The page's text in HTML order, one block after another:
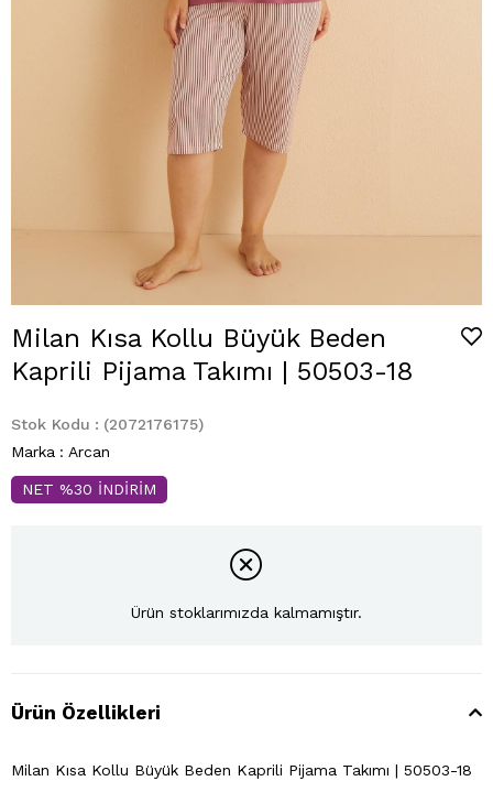
Milan Kısa Kollu Büyük Beden
Kaprili Pijama Takımı | 50503-18
Stok Kodu
(2072176175)
Marka : Arcan
NET %30 İNDİRİM
Ürün stoklarımızda kalmamıştır.
Ürün Özellikleri
Milan Kısa Kollu Büyük Beden Kaprili Pijama Takımı | 50503-18